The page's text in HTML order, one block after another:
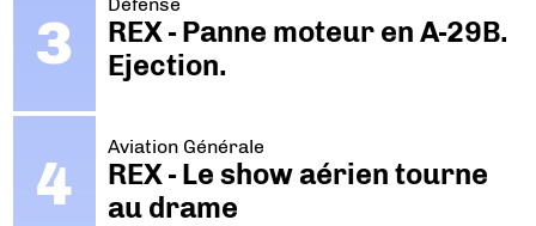
Défense
REX - Panne moteur en A-29B.
Ejection.
Aviation Générale
REX - Le show aérien tourne
au drame